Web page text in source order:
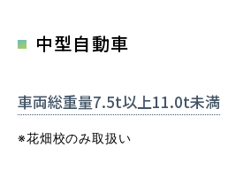
準中型自動車
中型自動車
車両総重量7.5t以上11.0t未満
※花畑校のみ取扱い